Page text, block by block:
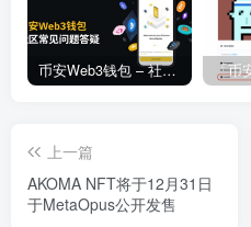
币安Web3钱包 – 社区常见问题答疑
上一篇
AKOMA NFT将于12月31日
于MetaOpus公开发售